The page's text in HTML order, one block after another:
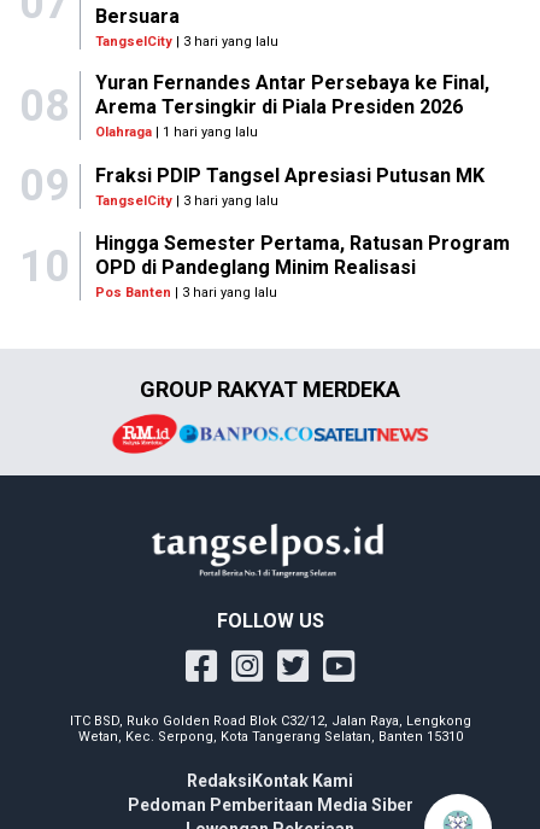
Bersuara
TangselCity| 3 hari yang lalu
08
Yuran Fernandes Antar Persebaya ke Final,
Arema Tersingkir di Piala Presiden 2026
Olahraga| 1 hari yang lalu
09 Fraksi PDIP Tangsel Apresiasi Putusan MK
TangselCity | 3 hari yang lalu
10
Hingga Semester Pertama, Ratusan Program
OPD di Pandeglang Minim Realisasi
Pos Banten | 3 hari yang lalu
GROUP RAKYAT MERDEKA
FOLLOW US
ITC BSD, Ruko Golden Road Blok C32/12, Jalan Raya, Lengkong
Wetan, Kec. Serpong, Kota Tangerang Selatan, Banten 15310
Redaksi Kontak Kami
Pedoman Pemberitaan Media Siber